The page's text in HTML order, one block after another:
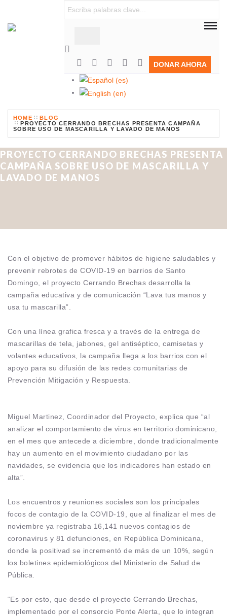
DONAR AHORA
HOME
BLOG
PROYECTO CERRANDO BRECHAS PRESENTA CAMPAÑA
SOBRE USO DE MASCARILLA Y LAVADO DE MANOS
PROYECTO CERRANDO BRECHAS PRESENTA
CAMPAÑA SOBRE USO DE MASCARILLA Y
LAVADO DE MANOS
Con el objetivo de promover hábitos de higiene saludables y
prevenir rebrotes de COVID-19 en barrios de Santo
Domingo, el proyecto Cerrando Brechas desarrolla la
campaña educativa y de comunicación “Lava tus manos y
usa tu mascarilla”.
Con una línea grafica fresca y a través de la entrega de
mascarillas de tela, jabones, gel antiséptico, camisetas y
volantes educativos, la campaña llega a los barrios con el
apoyo para su difusión de las redes comunitarias de
Prevención Mitigación y Respuesta.
Miguel Martinez, Coordinador del Proyecto, explica que “al
analizar el comportamiento de virus en territorio dominicano,
en el mes que antecede a diciembre, donde tradicionalmente
hay un aumento en el movimiento ciudadano por las
navidades, se evidencia que los indicadores han estado en
alta”.
Los encuentros y reuniones sociales son los principales
focos de contagio de la COVID-19, que al finalizar el mes de
noviembre ya registraba 16,141 nuevos contagios de
coronavirus y 81 defunciones, en República Dominicana,
donde la positivad se incrementó de más de un 10%, según
los boletines epidemiológicos del Ministerio de Salud de
Pública.
“Es por esto, que desde el proyecto Cerrando Brechas,
implementado por el consorcio Ponte Alerta, que lo integran